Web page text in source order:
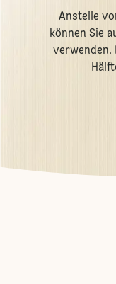
Anstelle
können Sie
verwenden.